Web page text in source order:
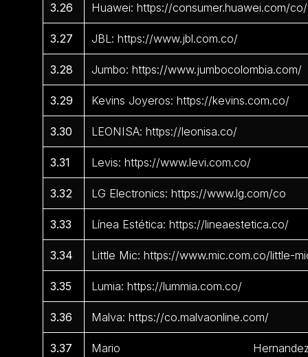
3.26 Huawei: https://consumer.huawei.com/co/
3.27 JBL: https://www.jbl.com.co/
3.28 Jumbo: https://www.jumbocolombia.com/
3.29 Kevins Joyeros: https://kevins.com.co/
3.30 LEONISA: https://leonisa.co/
3.31 Levis: https://www.levi.com.co/
3.32 LG Electronics: https://www.lg.com/co
3.33 Línea Estética: https://lineaestetica.co/
3.34 Little Mic: https://www.mic.com.co/little-
3.35 Lumia: https://lummia.com.co/
3.36 Malva: https://co.malvaonline.com/
3.37
Mario